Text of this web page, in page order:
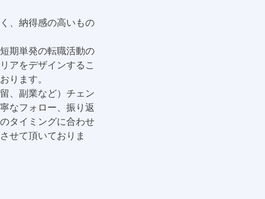
、納得感の高いもの
期単発の転職活動の
アをデザインするこ
ります。
、副業など）チェン
なフォロー、振り返
タイミングに合わせ
せて頂いておりま